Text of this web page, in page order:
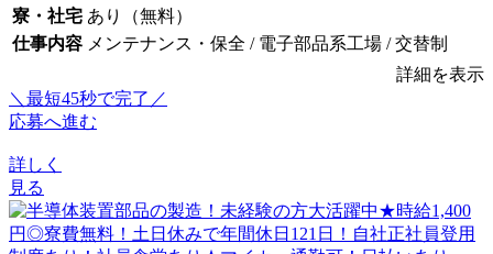
寮・社宅 あり（無料）
仕事内容 メンテナンス・保全 / 電子部品系工場 / 交替制
詳細を表示
＼最短45秒で完了／
応募へ進む
詳しく
見る